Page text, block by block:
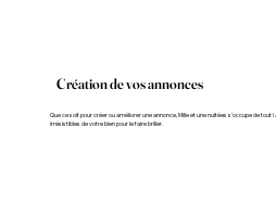
Création de vos annonces
Que ce soit pour créer ou améliorer une annonce, Mille et une nuitées s’occupe de
irrésistibles de votre bien pour le faire briller.